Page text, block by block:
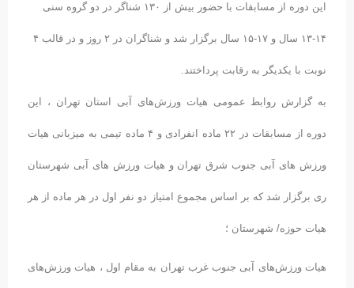
این دوره از مسابقات با حضور بیش از ۱۳۰ شناگر در دو گروه سنی
۱۴-۱۳ سال و ۱۷-۱۵ سال برگزار شد و شناگران در ۲ روز و در قالب ۴
نوبت با یکدیگر به رقابت پرداختند.
به گزارش روابط عمومی هیات ورزش‌های آبی استان تهران ، این
دوره از مسابقات در ۲۲ ماده انفرادی و ۴ ماده تیمی به میزبانی هیات
ورزش های آبی جنوب شرق تهران و هیات ورزش های آبی شهرستان
ری برگزار شد که بر اساس مجموع امتیاز دو نفر اول در هر ماده از هر
هیات حوزه/ شهرستان ؛
هیات ورزش‌های آبی جنوب غرب تهران به مقام اول ، هیات ورزش‌های